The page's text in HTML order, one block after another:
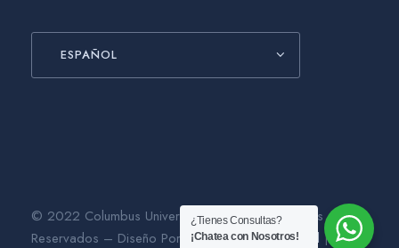
ESPAÑOL
© 2022 Columbus University. Todos los Derechos
Reservados – Diseño Por Gráfico Agencia Digital |
¿Tienes Consultas?
¡Chatea con Nosotros!